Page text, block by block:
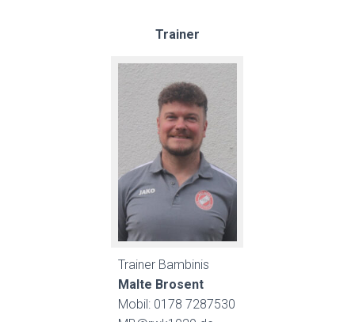
Trainer
Trainer Bambinis
Malte Brosent
Mobil: 0178 7287530